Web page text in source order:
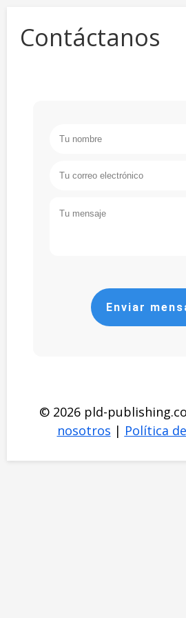
Contáctanos
Enviar
© 2026 pld-
nosotros | Política